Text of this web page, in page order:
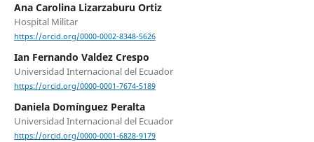
Ana Carolina Lizarzaburu Ortiz
Hospital Militar
https://orcid.org/0000-0002-8348-5626
Ian Fernando Valdez Crespo
Universidad Internacional del Ecuador
https://orcid.org/0000-0001-7674-5189
Daniela Domínguez Peralta
Universidad Internacional del Ecuador
https://orcid.org/0000-0001-6828-9179